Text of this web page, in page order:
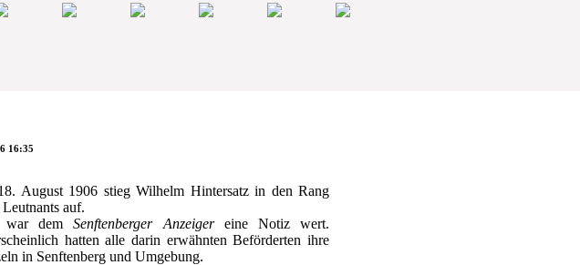
16:35
August 1906 stieg Wilhelm Hintersatz in den Rang
Leutnants auf.
war demSenftenberger Anzeigereine Notiz wert.
hatten alle darin erwähnten Beförderten ihre
in Senftenberg und Umgebung.